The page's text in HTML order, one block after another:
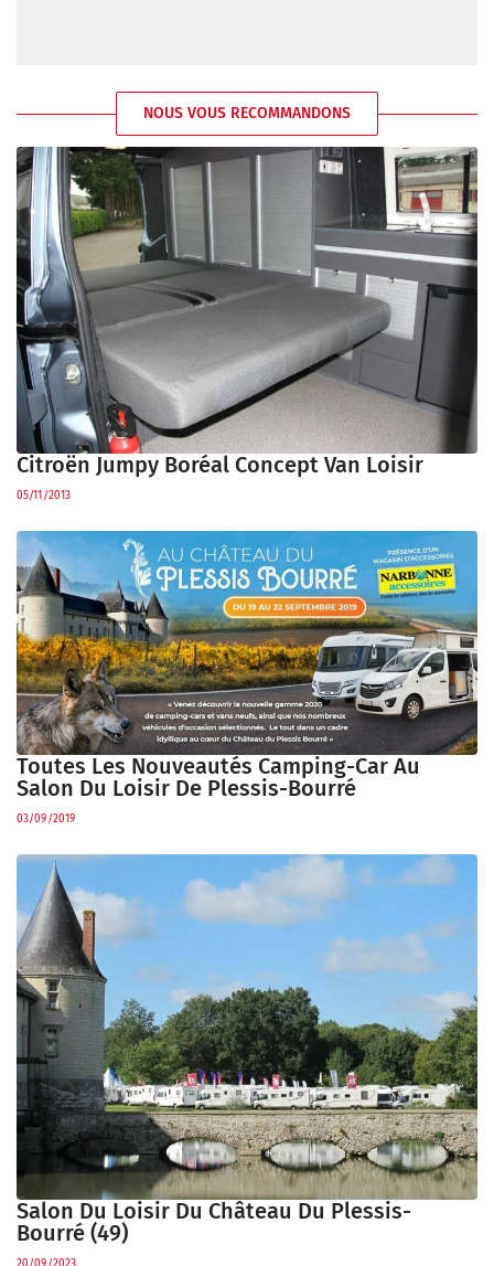
NOUS VOUS RECOMMANDONS
Citroën Jumpy Boréal Concept Van Loisir
05/11/2013
Toutes Les Nouveautés Camping-Car Au
Salon Du Loisir De Plessis-Bourré
03/09/2019
Salon Du Loisir Du Château Du Plessis-
Bourré (49)